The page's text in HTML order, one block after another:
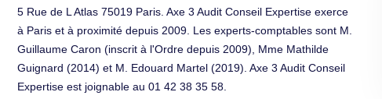
5 Rue de L Atlas 75019 Paris. Axe 3 Audit Conseil Expertise exerce
à Paris et à proximité depuis 2009. Les experts-comptables sont M.
Guillaume Caron (inscrit à l'Ordre depuis 2009), Mme Mathilde
Guignard (2014) et M. Edouard Martel (2019). Axe 3 Audit Conseil
Expertise est joignable au 01 42 38 35 58.